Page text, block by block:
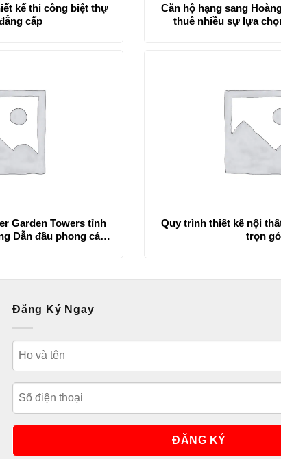
kế thi công biệt thự
cấp
Căn hộ hạng sang
thuê nhiều sự lựa
Garden Towers tỉnh
Dẫn đầu phong cách
Quy trình thiết kế nội
trọn
Đăng Ký Ngay